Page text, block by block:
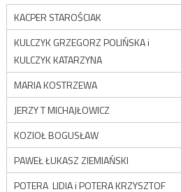
KACPER STAROŚCIAK
KULCZYK GRZEGORZ POLIŃSKA i
KULCZYK KATARZYNA
MARIA KOSTRZEWA
JERZY T MICHAJŁOWICZ
KOZIOŁ BOGUSŁAW
PAWEŁ ŁUKASZ ZIEMIAŃSKI
POTERA LIDIA i POTERA KRZYSZTOF